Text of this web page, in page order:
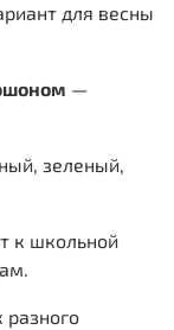
для весны
—
зеленый,
к школьной
разного